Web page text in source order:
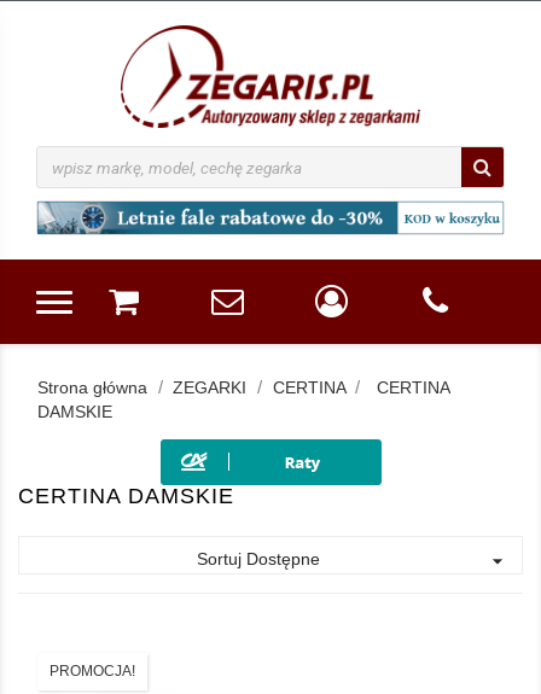
Strona główna ZEGARKI CERTINA
CERTINA
DAMSKIE
CERTINA DAMSKIE
Sortuj Dostępne 
PROMOCJA!